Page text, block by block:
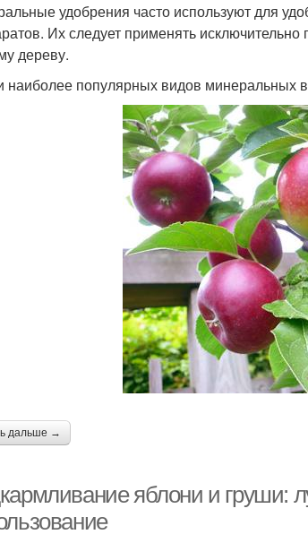
удобрения часто используют для
Их следует применять
дереву.
наиболее популярных видов минеральных
дальше →
яблони и груши: